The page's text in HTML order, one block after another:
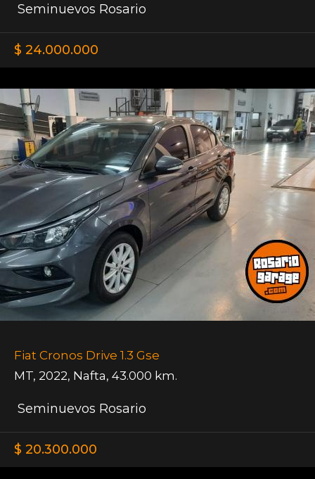
Seminuevos Rosario
$ 24.000.000
Fiat Cronos Drive 1.3 Gse
MT, 2022, Nafta, 43.000 km.
Seminuevos Rosario
$ 20.300.000